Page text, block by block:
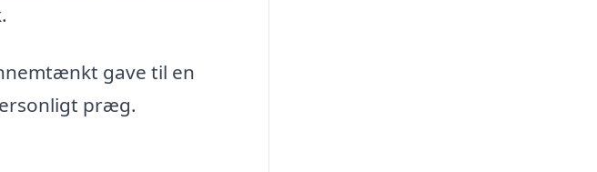
gave til en
præg.